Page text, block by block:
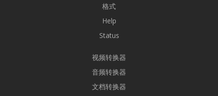
格式
Help
Status
视频转换器
音频转换器
文档转换器